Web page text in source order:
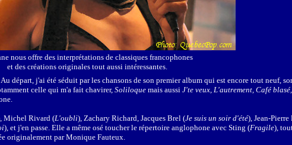
nous offre des interprétations de classiques francophones
et des créations originales tout aussi intéressantes.
départ, j'ai été séduit par les chansons de son premier album qui est encore tout neuf,
celle qui m'a fait chavirer,Soliloque mais aussi J'te veux, L'autrement, Café
Michel Rivard (L'oubli), Zachary Richard, Jacques Brel (Je suis un soir d'été), Jean-Pierre
), et j'en passe. Elle a même osé toucher le répertoire anglophone avec Sting (Fragile),
originalement par Monique Fauteux.